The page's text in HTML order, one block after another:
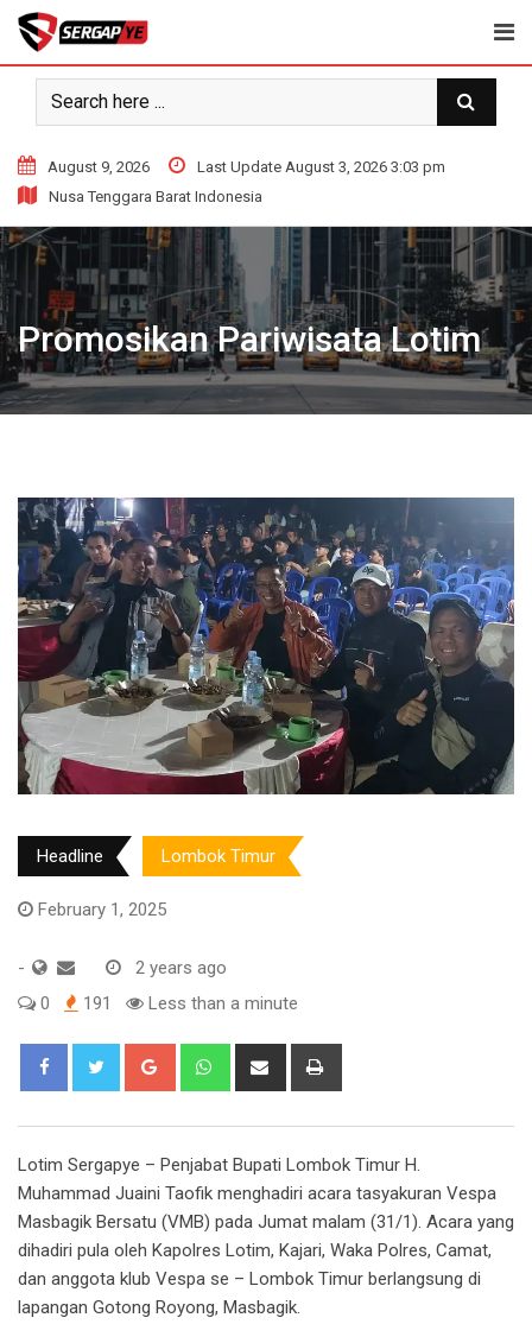
Skip
content
August 9, 2026
Last Update August 3, 2026 3:03 pm
Nusa Tenggara Barat Indonesia
Promosikan Pariwisata Lotim
Headline Lombok Timur
February 1, 2025
-
2 years ago
0
191 Less than a minute
Google+ WhatsappShare
Lotim Sergapye – Penjabat Bupati Lombok Timur H.
Muhammad Juaini Taofik menghadiri acara tasyakuran Vespa
Masbagik Bersatu (VMB) pada Jumat malam (31/1). Acara yang
dihadiri pula oleh Kapolres Lotim, Kajari, Waka Polres, Camat,
dan anggota klub Vespa se – Lombok Timur berlangsung di
lapangan Gotong Royong, Masbagik.